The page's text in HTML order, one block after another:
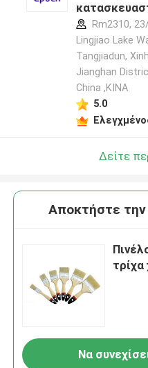
Rm2310,
Lingjiao Lake
Tangjiadun,
Jianghan
China ,ΚΙΝΑ
5.0
Δείτε
Αποκτήστε την
τρίχα
Να